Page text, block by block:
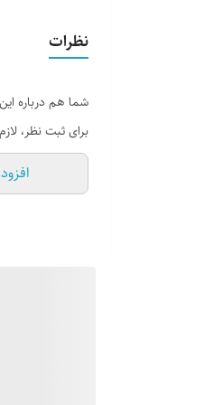
نظرات
شما هم درباره
برای ثبت نظر،